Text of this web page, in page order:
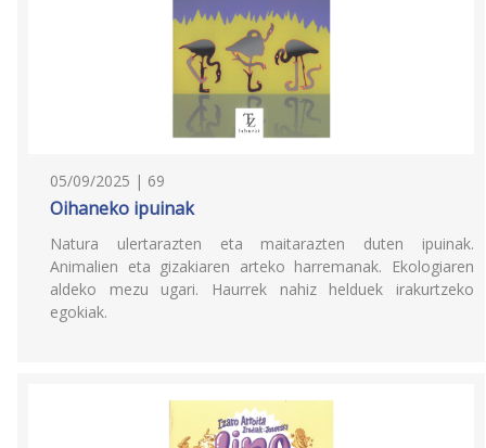
05/09/2025 | 69
Oihaneko ipuinak
Natura ulertarazten eta maitarazten duten ipuinak.
Animalien eta gizakiaren arteko harremanak. Ekologiaren
aldeko mezu ugari. Haurrek nahiz helduek irakurtzeko
egokiak.